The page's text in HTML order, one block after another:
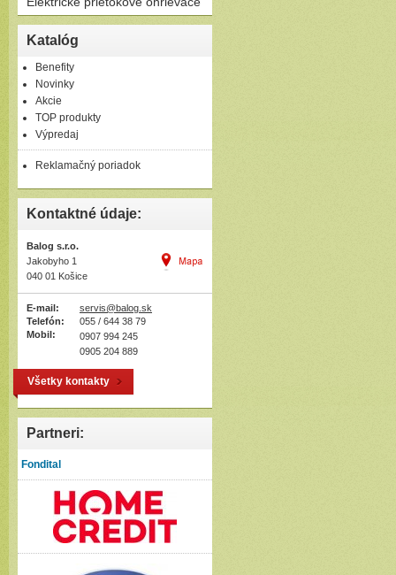
Ležaté
Elektrické prietokové
ohrievače
Katalóg
Benefity
Novinky
Akcie
TOP produkty
Výpredaj
Reklamačný poriadok
Kontaktné údaje:
Balog s.r.o.
Jakobyho 1
040 01 Košice
E-mail:
servis@balog.sk
Telefón:
055 / 644 38 79
Mobil:
0907 994 245
0905 204 889
Všetky kontakty
Partneri:
Fondital